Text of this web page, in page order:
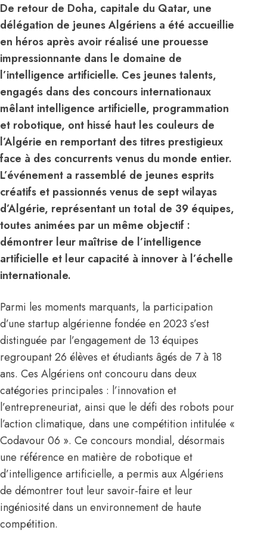
De retour de Doha, capitale du Qatar, une
délégation de jeunes Algériens a été accueillie
en héros après avoir réalisé une prouesse
impressionnante dans le domaine de
l’intelligence artificielle. Ces jeunes talents,
engagés dans des concours internationaux
mêlant intelligence artificielle, programmation
et robotique, ont hissé haut les couleurs de
l’Algérie en remportant des titres prestigieux
face à des concurrents venus du monde entier.
L’événement a rassemblé de jeunes esprits
créatifs et passionnés venus de sept wilayas
d’Algérie, représentant un total de 39 équipes,
toutes animées par un même objectif :
démontrer leur maîtrise de l’intelligence
artificielle et leur capacité à innover à l’échelle
internationale.
Parmi les moments marquants, la participation
d’une startup algérienne fondée en 2023 s’est
distinguée par l’engagement de 13 équipes
regroupant 26 élèves et étudiants âgés de 7 à 18
ans. Ces Algériens ont concouru dans deux
catégories principales : l’innovation et
l’entrepreneuriat, ainsi que le défi des robots pour
l’action climatique, dans une compétition intitulée «
Codavour 06 ». Ce concours mondial, désormais
une référence en matière de robotique et
d’intelligence artificielle, a permis aux Algériens
de démontrer tout leur savoir-faire et leur
ingéniosité dans un environnement de haute
compétition.